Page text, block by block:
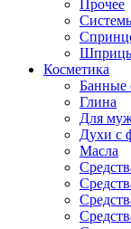
Прочее
Косметика
Банные
Глина
Для
Духи с
Масла